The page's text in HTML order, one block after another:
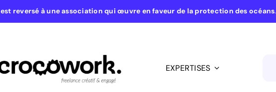
est reversé à une association qui œuvre en faveur de la protection des océans.
EXPERTISES